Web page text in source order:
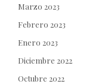
Marzo 2023
Febrero 2023
Enero 2023
Diciembre 2022
Octubre 2022